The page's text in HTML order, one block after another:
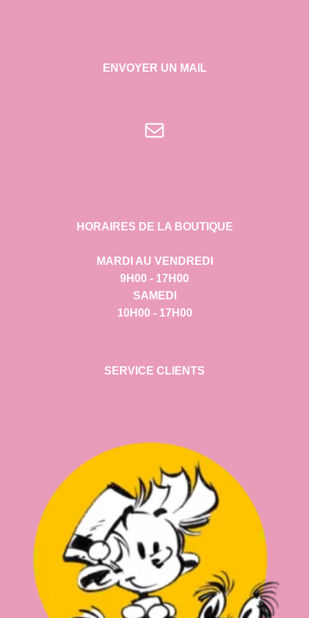
ENVOYER UN MAIL
E-mail
HORAIRES DE LA BOUTIQUE
MARDI AU VENDREDI
9H00 - 17H00
SAMEDI
10H00 - 17H00
SERVICE CLIENTS